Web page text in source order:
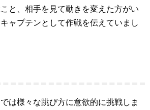
と、相手を見て動きを変えた方がい
ャプテンとして作戦を伝えていまし
は様々な跳び方に意欲的に挑戦しま